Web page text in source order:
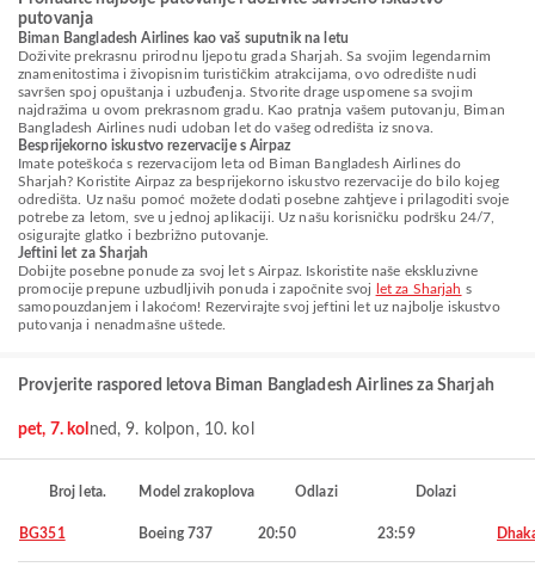
putovanja
Biman Bangladesh Airlines kao vaš suputnik na letu
Doživite prekrasnu prirodnu ljepotu grada Sharjah. Sa svojim legendarnim
znamenitostima i živopisnim turističkim atrakcijama, ovo odredište nudi
savršen spoj opuštanja i uzbuđenja. Stvorite drage uspomene sa svojim
najdražima u ovom prekrasnom gradu. Kao pratnja vašem putovanju, Biman
Bangladesh Airlines nudi udoban let do vašeg odredišta iz snova.
Besprijekorno iskustvo rezervacije s Airpaz
Imate poteškoća s rezervacijom leta od Biman Bangladesh Airlines do
Sharjah? Koristite Airpaz za besprijekorno iskustvo rezervacije do bilo kojeg
odredišta. Uz našu pomoć možete dodati posebne zahtjeve i prilagoditi svoje
potrebe za letom, sve u jednoj aplikaciji. Uz našu korisničku podršku 24/7,
osigurajte glatko i bezbrižno putovanje.
Jeftini let za Sharjah
Dobijte posebne ponude za svoj let s Airpaz. Iskoristite naše ekskluzivne
promocije prepune uzbudljivih ponuda i započnite svoj
let za Sharjah s
samopouzdanjem i lakoćom! Rezervirajte svoj jeftini let uz najbolje iskustvo
putovanja i nenadmašne uštede.
Provjerite raspored letova Biman Bangladesh Airlines za Sharjah
pet, 7. kol ned, 9. kol pon, 10. kol
Broj leta. Model zrakoplova Odlazi Dolazi
BG351 Boeing 737 20:50 23:59